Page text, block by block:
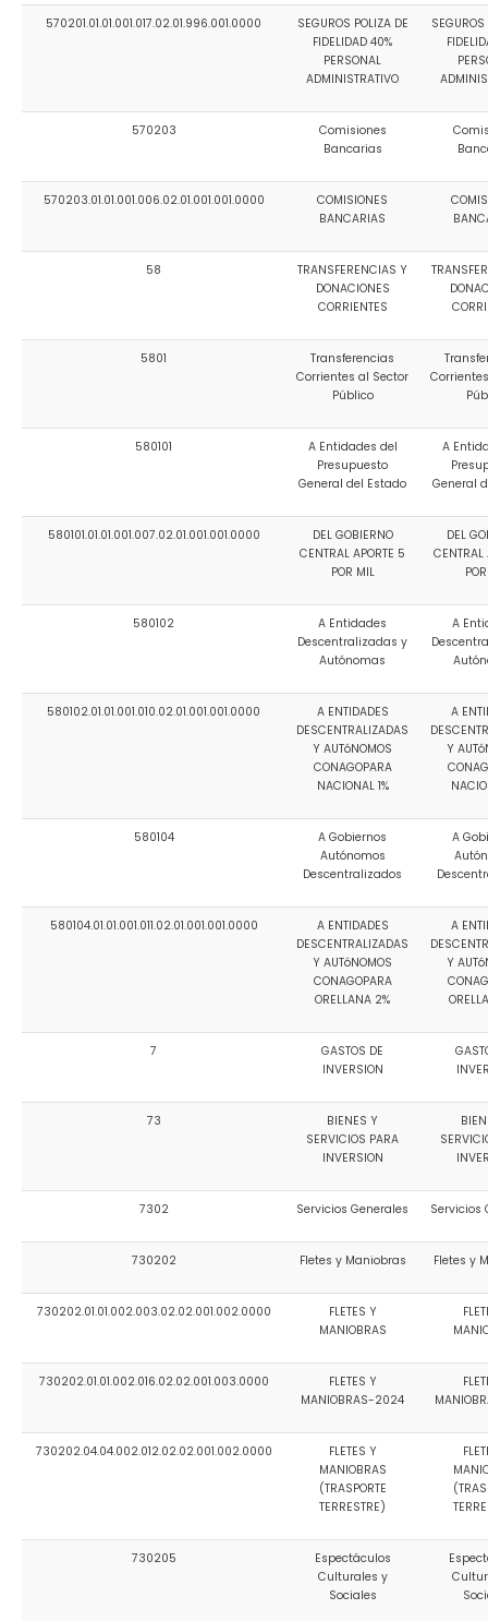
570201.01.01.001.017.02.01.996.001.0000
SEGUROS POLIZA DE
FIDELIDAD 40%
PERSONAL
ADMINISTRATIVO
570203
Comisiones
Bancarias
570203.01.01.001.006.02.01.001.001.0000
COMISIONES
BANCARIAS
58
TRANSFERENCIAS Y
DONACIONES
CORRIENTES
5801
Transferencias
Corrientes al Sector
Público
580101
A Entidades del
Presupuesto
General del Estado
A
General
580101.01.01.001.007.02.01.001.001.0000
DEL GOBIERNO
CENTRAL APORTE 5
POR MIL
DEL
CENTRAL
580102
A Entidades
Descentralizadas y
Autónomas
A
580102.01.01.001.010.02.01.001.001.0000
A ENTIDADES
DESCENTRALIZADAS
Y AUTóNOMOS
CONAGOPARA
NACIONAL 1%
A
Y
580104
A Gobiernos
Autónomos
Descentralizados
A
580104.01.01.001.011.02.01.001.001.0000
A ENTIDADES
DESCENTRALIZADAS
Y AUTóNOMOS
CONAGOPARA
ORELLANA 2%
A
Y
7
GASTOS DE
INVERSION
73
BIENES Y
SERVICIOS PARA
INVERSION
7302 Servicios Generales Servicios
730202 Fletes y Maniobras Fletes y
730202.01.01.002.003.02.02.001.002.0000
FLETES Y
MANIOBRAS
730202.01.01.002.016.02.02.001.003.0000
FLETES Y
MANIOBRAS-2024
730202.04.04.002.012.02.02.001.002.0000
FLETES Y
MANIOBRAS
(TRASPORTE
TERRESTRE)
730205
Espectáculos
Culturales y
Sociales